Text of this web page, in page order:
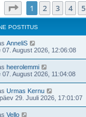
. leht 20 -st
1 2 3 4 5
POSTITUS
AnneliS
07. August 2026, 12:06:08
heerolemmi
07. August 2026, 11:04:08
Urmas Kernu
29. Juuli 2026, 17:01:07
Vello